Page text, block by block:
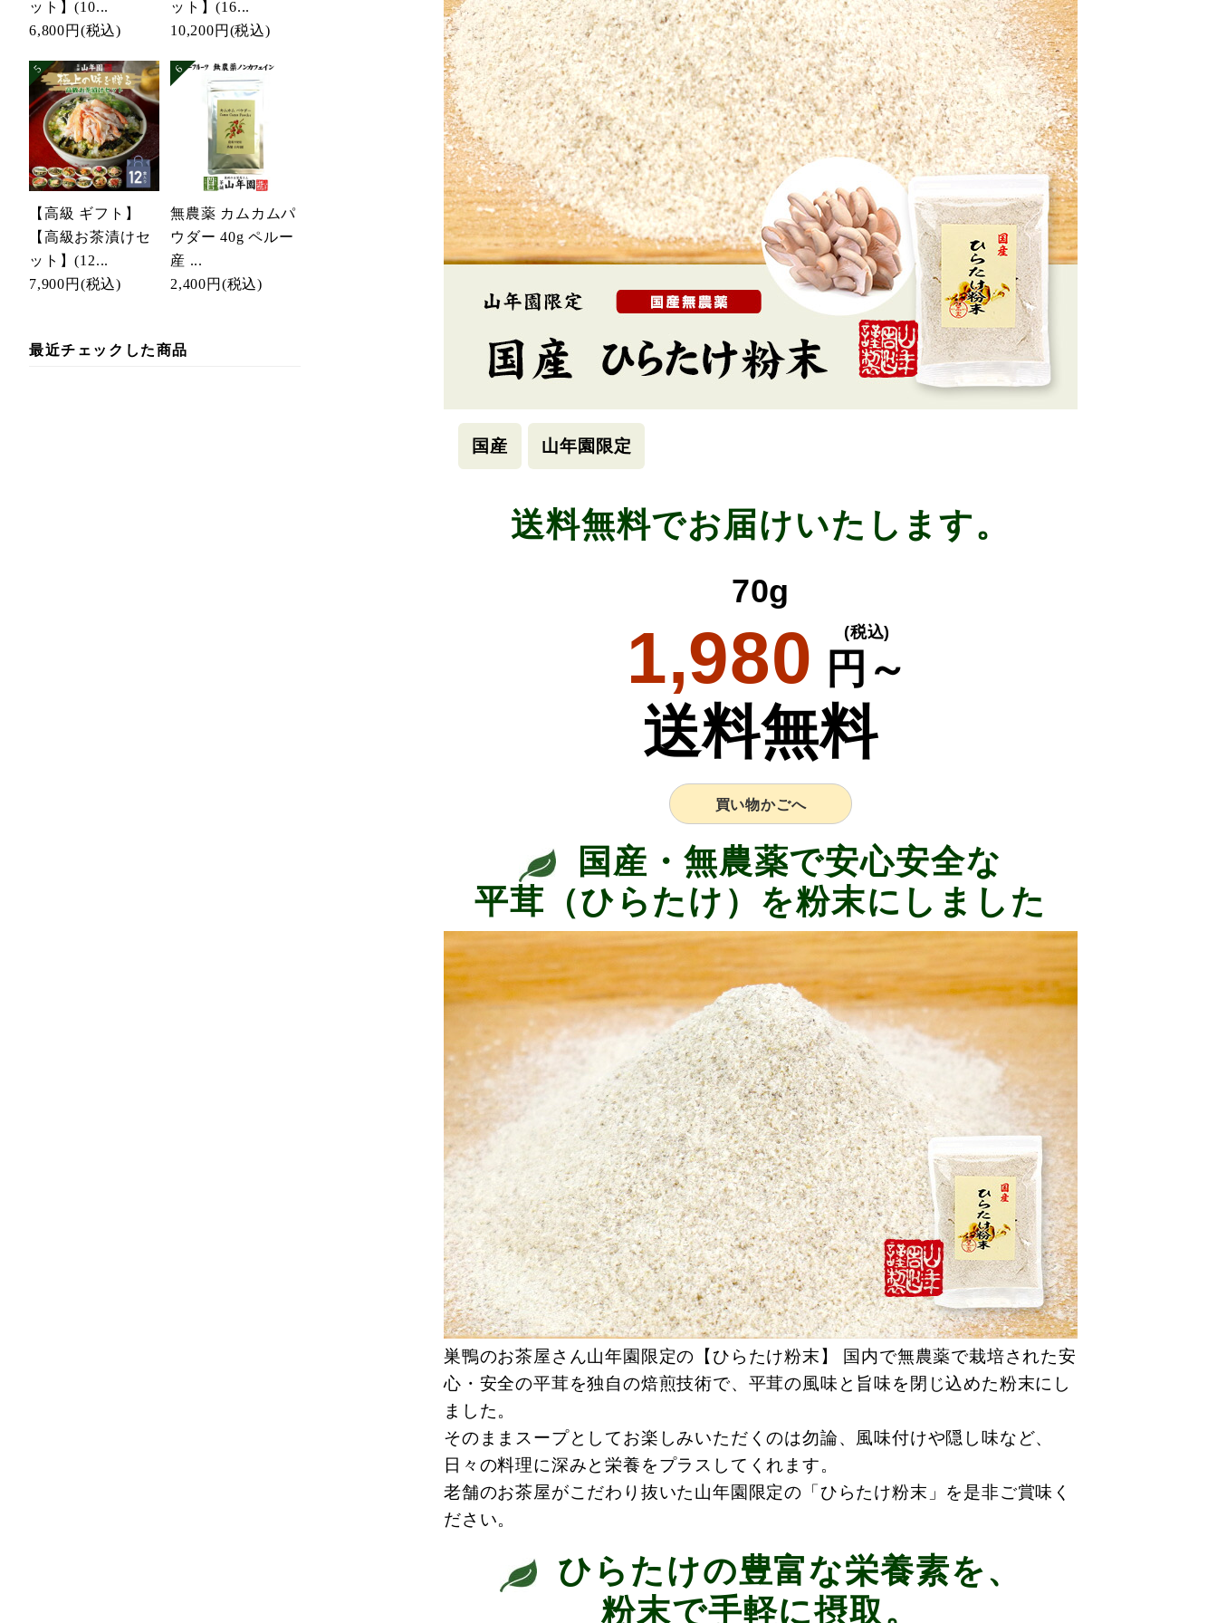
ット】(10...
6,800円 (税込)
ット】(16...
10,200円 (税込)
【高級 ギフト】
【高級お茶漬けセ
ット】(12...
7,900円 (税込)
無農薬 カムカムパ
ウダー 40g ペルー
産 ...
2,400円 (税込)
最近チェックした商品
国産 山年園限定
送料無料でお届けいたします。
70g
1,980 円～
(税込)
送料無料
買い物かごへ
国産・無農薬で安心安全な
平茸（ひらたけ）を粉末にしました
巣鴨のお茶屋さん山年園限定の【ひらたけ粉末】 国内で無農薬で栽培された安
心・安全の平茸を独自の焙煎技術で、平茸の風味と旨味を閉じ込めた粉末にし
ました。
そのままスープとしてお楽しみいただくのは勿論、風味付けや隠し味など、
日々の料理に深みと栄養をプラスしてくれます。
老舗のお茶屋がこだわり抜いた山年園限定の「ひらたけ粉末」を是非ご賞味く
ださい。
ひらたけの豊富な栄養素を、
粉末で手軽に摂取。